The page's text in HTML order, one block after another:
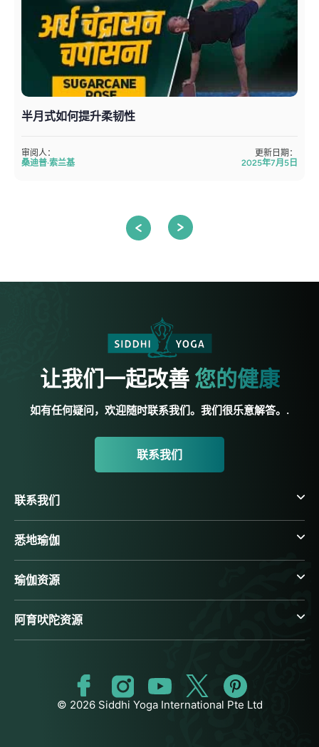
半月式如何提升柔韧性
审阅人：
桑迪普·索兰基
更新日期：
2025年7月5日
让我们一起改善 您的健康
如有任何疑问，欢迎随时联系我们。我们很乐意解答。.
联系我们
联系我们
悉地瑜伽
瑜伽资源
阿育吠陀资源
© 2026 Siddhi Yoga International Pte Ltd